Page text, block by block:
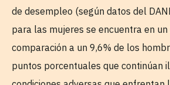
de desempleo (según datos del
para las mujeres se encuentra en un
comparación a un 9,6% de los
puntos porcentuales que continúan